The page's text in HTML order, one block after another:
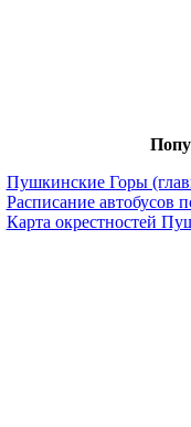
Пушкинские Горы
Расписание автобусов
Карта окрестностей